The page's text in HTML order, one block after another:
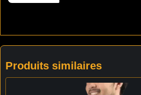
Produits similaires